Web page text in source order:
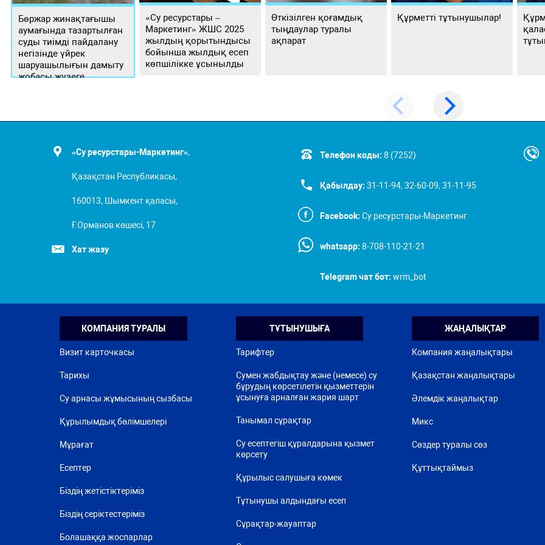
Бөржар жинақтағышы
аумағында тазартылған
суды тиімді пайдалану
негізінде үйрек
шаруашылығын дамыту
жобасы жүзеге
«Су ресурстары –
Маркетинг» ЖШС 2025
жылдың қорытындысы
бойынша жылдық есеп
көпшілікке ұсынылды
Өткізілген қоғамдық
тыңдаулар туралы
ақпарат
Құрметті тұтынушылар!
«Су ресурстары-Маркетинг»,
Қазақстан Республикасы,
160013, Шымкент қаласы,
Ғ.Орманов көшесі, 17
Хат жазу
Телефон коды: 8 (7252)
Қабылдау: 31-11-94, 32-60-09, 31-11-95
Facebook: Су ресурстары-Маркетинг
whatsapp: 8-708-110-21-21
Telegram чат бот: wrm_bot
КОМПАНИЯ ТУРАЛЫ
Визит карточкасы
Тарихы
Су арнасы жұмысының сызбасы
Құрылымдық бөлімшелері
Мұрағат
Есептер
Біздің жетістіктеріміз
Біздің серіктестеріміз
Болашаққа жоспарлар
ТҰТЫНУШЫҒА
Тарифтер
Сумен жабдықтау және (немесе) су
бұрудың көрсетілетін қызметтерін
ұсынуға арналған жария шарт
Танымал сұрақтар
Су есептегіш құралдарына қызмет
көрсету
Құрылыс салушыға көмек
Тұтынушы алдындағы есеп
Сұрақтар-жауаптар
ЖАҢАЛЫҚТАР
Компания жаңалықтары
Қазақстан жаңалықтары
Әлемдік жаңалықтар
Микс
Сөздер туралы сөз
Құттықтаймыз